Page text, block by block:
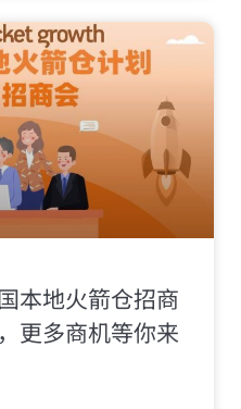
本地火箭仓招商
更多商机等你来